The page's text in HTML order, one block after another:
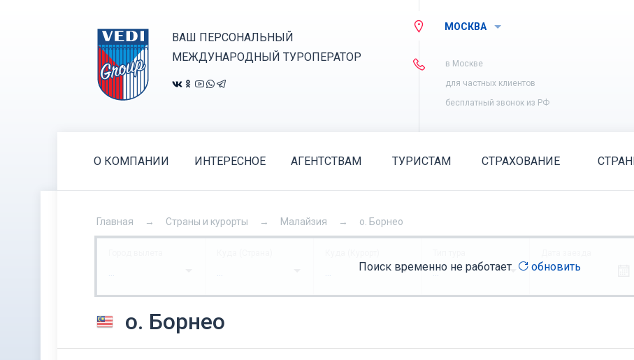
ВАШ ПЕРСОНАЛЬНЫЙ
МЕЖДУНАРОДНЫЙ ТУРОПЕРАТОР
МОСКВА
в Москве
для частных клиентов
бесплатный звонок из РФ
О КОМПАНИИ ИНТЕРЕСНОЕ АГЕНТСТВАМ ТУРИСТАМ СТРАХОВАНИЕ
Главная Страны и курорты Малайзия о. Борнео
Поиск временно не работает обновить
... ... ... ...
о. Борнео